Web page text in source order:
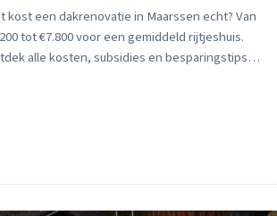
kost een dakrenovatie in Maarssen echt? Van
tot €7.800 voor een gemiddeld rijtjeshuis.
alle kosten, subsidies en besparingstips